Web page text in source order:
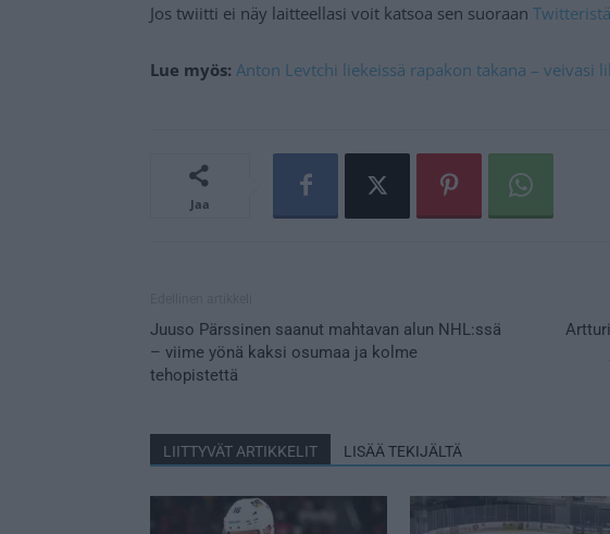
Jos twiitti ei näy laitteellasi voit katsoa sen suoraan Twitteristä
Lue myös: Anton Levtchi liekeissä rapakon takana – veivasi
Jaa
Juuso Pärssinen saanut mahtavan alun NHL:ssä
– viime yönä kaksi osumaa ja kolme
tehopistettä
LIITTYVÄT ARTIKKELIT LISÄÄ TEKIJÄLTÄ